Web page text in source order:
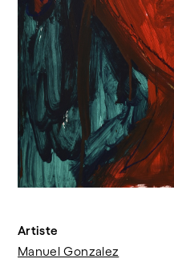
Artiste
Manuel Gonzalez